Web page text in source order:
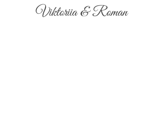
Viktoriia & Roman